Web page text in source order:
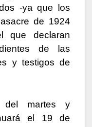
-ya que los
de 1924
que declaran
de las
y testigos de
del martes y
el 19 de